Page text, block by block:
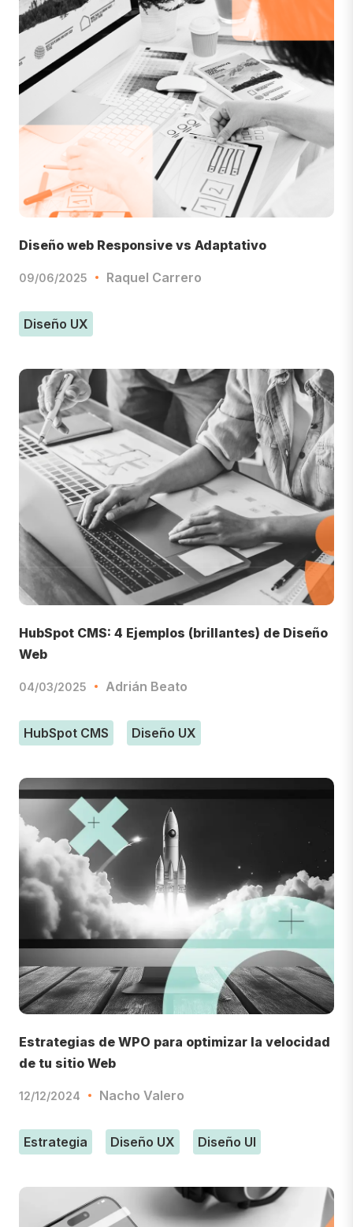
Diseño web Responsive vs Adaptativo
09/06/2025 Raquel Carrero
Diseño UX
HubSpot CMS: 4 Ejemplos (brillantes) de Diseño
Web
04/03/2025 Adrián Beato
HubSpot CMS Diseño UX
Estrategias de WPO para optimizar la velocidad
de tu sitio Web
12/12/2024 Nacho Valero
Estrategia Diseño UX Diseño UI